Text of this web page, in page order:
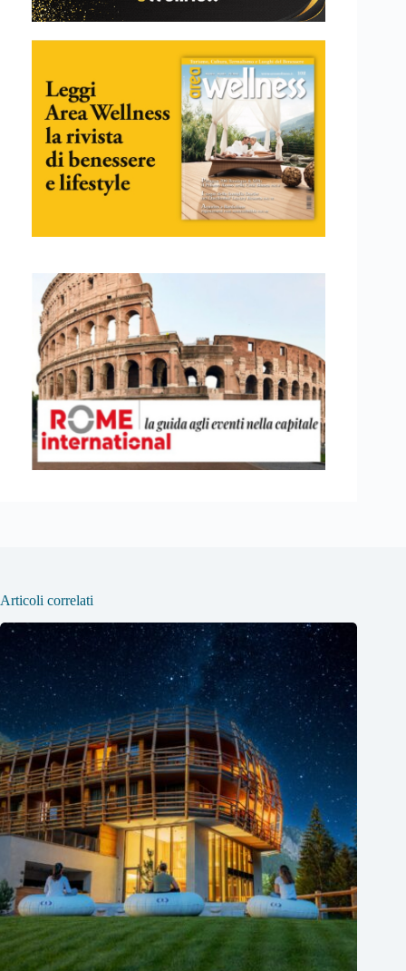
Articoli correlati